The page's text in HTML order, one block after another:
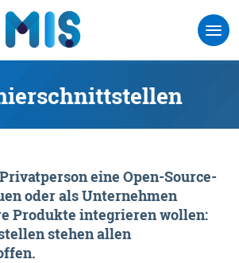
eine Open-Source-
oder als Unternehmen
Produkte integrieren wollen:
stehen allen